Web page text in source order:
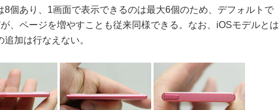
8個あり、1画面で表示できるのは最大6個のため、デフォルトで
、ページを増やすことも従来同様できる。なお、iOSモデルとは
加は行なえない。